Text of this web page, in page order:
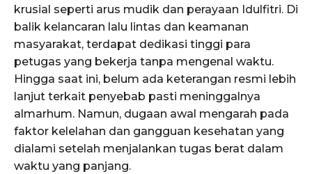
krusial seperti arus mudik dan perayaan Idulfitri. Di
balik kelancaran lalu lintas dan keamanan
masyarakat, terdapat dedikasi tinggi para
petugas yang bekerja tanpa mengenal waktu.
Hingga saat ini, belum ada keterangan resmi lebih
lanjut terkait penyebab pasti meninggalnya
almarhum. Namun, dugaan awal mengarah pada
faktor kelelahan dan gangguan kesehatan yang
dialami setelah menjalankan tugas berat dalam
waktu yang panjang.